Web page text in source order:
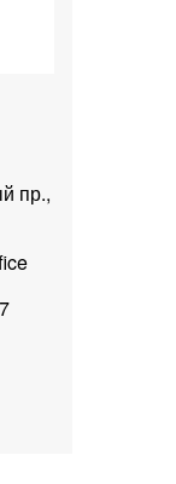
пр.,